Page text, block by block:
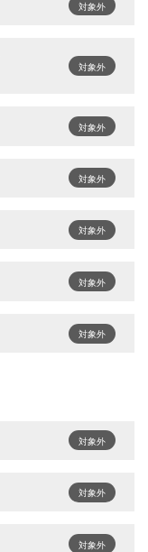
対象外
対象外
対象外
対象外
対象外
対象外
対象外
対象外
対象外
対象外